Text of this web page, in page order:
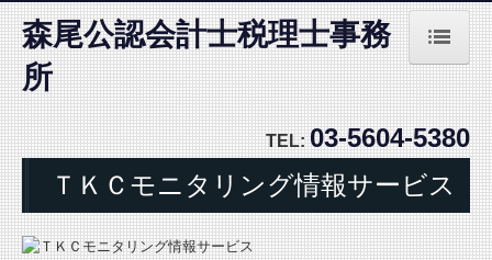
ホーム
事務所紹介
経営理念
業務内容
森尾公認会計士税理士事務
所
TEL:03-5604-5380
ＴＫＣモニタリング情報サービス